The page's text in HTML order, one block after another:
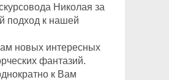
Николая за
подход к нашей
новых интересных
фантазий.
к Вам